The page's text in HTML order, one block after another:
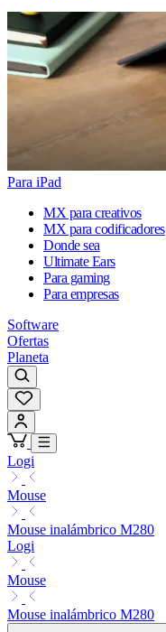
Para iPad
MX para creativos
MX para codificadores
Donde sea
Ultimate Ears
Para gaming
Para empresas
Software
Ofertas
Planeta
Logi
Mouse
Mouse inalámbrico M280
Logi
Mouse
Mouse inalámbrico M280